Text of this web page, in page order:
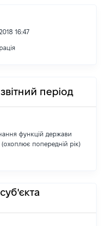
16:47
період
функцій держави
попередній рік)